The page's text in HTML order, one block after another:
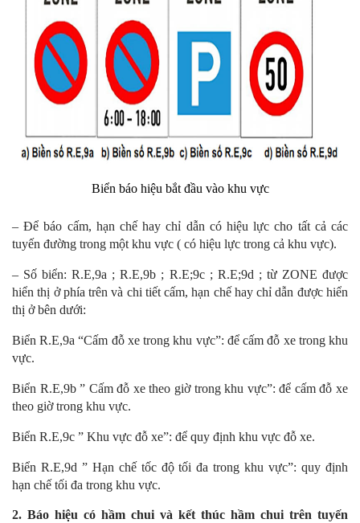
Biển báo hiệu bắt đầu vào khu vực
– Để báo cấm, hạn chế hay chỉ dẫn có hiệu lực cho tất cả các
tuyến đường trong một khu vực ( có hiệu lực trong cả khu vực).
– Số biển: R.E,9a ; R.E,9b ; R.E;9c ; R.E;9d ; từ ZONE được
hiển thị ở phía trên và chi tiết cấm, hạn chế hay chỉ dẫn được hiển
thị ở bên dưới:
Biển R.E,9a “Cấm đỗ xe trong khu vực”: để cấm đỗ xe trong khu
vực.
Biển R.E,9b ” Cấm đỗ xe theo giờ trong khu vực”: để cấm đỗ xe
theo giờ trong khu vực.
Biển R.E,9c ” Khu vực đỗ xe”: để quy định khu vực đỗ xe.
Biển R.E,9d ” Hạn chế tốc độ tối đa trong khu vực”: quy định
hạn chế tối đa trong khu vực.
2. Báo hiệu có hầm chui và kết thúc hầm chui trên tuyến